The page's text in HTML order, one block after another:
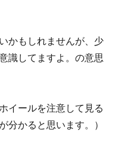
かもしれませんが、少
識してますよ。の意思
イールを注意して見る
分かると思います。）